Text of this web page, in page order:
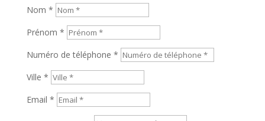
Nom *
Prénom *
Numéro de téléphone *
Ville *
Email *